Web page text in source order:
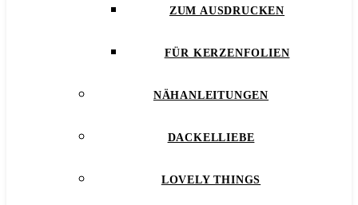
ZUM AUSDRUCKEN
FÜR KERZENFOLIEN
NÄHANLEITUNGEN
DACKELLIEBE
LOVELY THINGS